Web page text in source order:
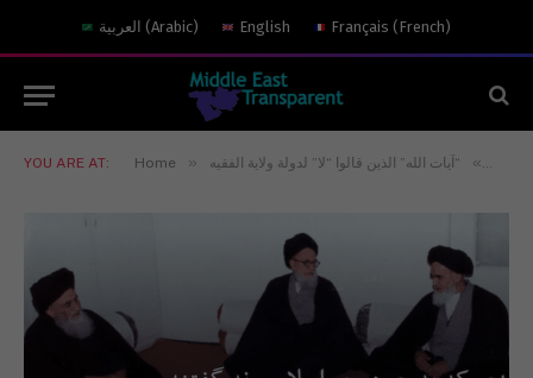
العربية (Arabic) English Français (French)
YOU ARE AT: Home » » “آيات الله” الذين قالوا “لا” لدولة ولاية الفقيه